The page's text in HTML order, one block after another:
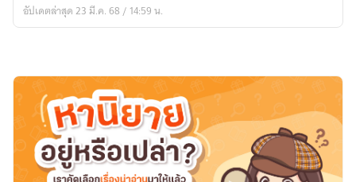
อัปเดตล่าสุด 23 มี.ค. 68 / 14:59 น.